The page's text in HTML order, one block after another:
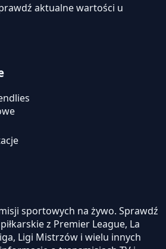
aktualne wartości u
sportowych na żywo. Sprawdź
z Premier League, La
Ligi Mistrzów i wielu innych